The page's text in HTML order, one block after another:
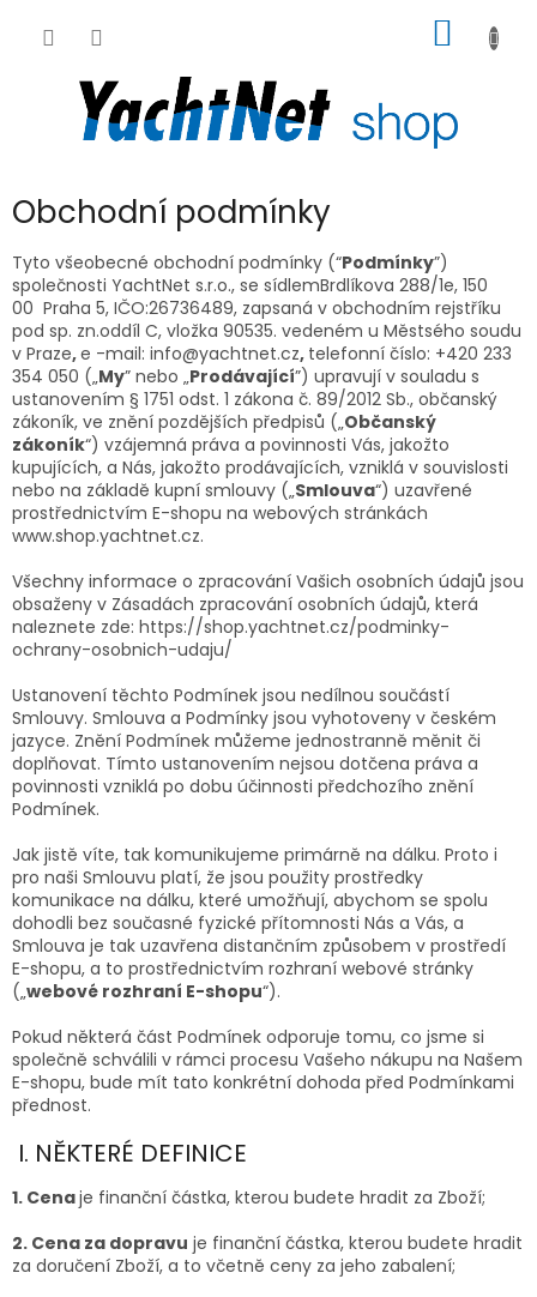
KOŠÍK
Obchodní podmínky
Tyto všeobecné obchodní podmínky (“Podmínky”)
společnosti YachtNet s.r.o., se sídlemBrdlíkova 288/1e, 150
00 Praha 5, IČO:26736489, zapsaná v obchodním rejstříku
pod sp. zn.oddíl C, vložka 90535. vedeném u Městsého soudu
v Praze,e -mail: info@yachtnet.cz, telefonní číslo: +420 233
354 050 („My” nebo „Prodávající”) upravují v souladu s
ustanovením § 1751 odst. 1 zákona č. 89/2012 Sb., občanský
zákoník, ve znění pozdějších předpisů („Občanský
zákoník“) vzájemná práva a povinnosti Vás, jakožto
kupujících, a Nás, jakožto prodávajících, vzniklá v souvislosti
nebo na základě kupní smlouvy („Smlouva“) uzavřené
prostřednictvím E-shopu na webových stránkách
www.shop.yachtnet.cz.
Všechny informace o zpracování Vašich osobních údajů jsou
obsaženy v Zásadách zpracování osobních údajů, která
naleznete zde: https://shop.yachtnet.cz/podminky-
ochrany-osobnich-udaju/
Ustanovení těchto Podmínek jsou nedílnou součástí
Smlouvy. Smlouva a Podmínky jsou vyhotoveny v českém
jazyce. Znění Podmínek můžeme jednostranně měnit či
doplňovat. Tímto ustanovením nejsou dotčena práva a
povinnosti vzniklá po dobu účinnosti předchozího znění
Podmínek.
Jak jistě víte, tak komunikujeme primárně na dálku. Proto i
pro naši Smlouvu platí, že jsou použity prostředky
komunikace na dálku, které umožňují, abychom se spolu
dohodli bez současné fyzické přítomnosti Nás a Vás, a
Smlouva je tak uzavřena distančním způsobem v prostředí
E-shopu, a to prostřednictvím rozhraní webové stránky
(„webové rozhraní E-shopu“).
Pokud některá část Podmínek odporuje tomu, co jsme si
společně schválili v rámci procesu Vašeho nákupu na Našem
E-shopu, bude mít tato konkrétní dohoda před Podmínkami
přednost.
I. NĚKTERÉ DEFINICE
1. Cenaje finanční částka, kterou budete hradit za Zboží;
2. Cena za dopravu je finanční částka, kterou budete hradit
za doručení Zboží, a to včetně ceny za jeho zabalení;